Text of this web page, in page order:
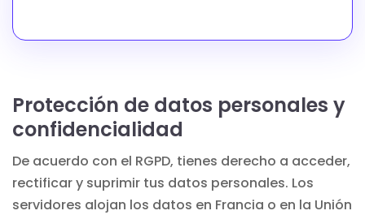
Protección de datos personales y
confidencialidad
De acuerdo con el RGPD, tienes derecho a acceder,
rectificar y suprimir tus datos personales. Los
servidores alojan los datos en Francia o en la Unión